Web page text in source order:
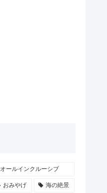
オールインクルーシブ
おみやげ 海の絶景